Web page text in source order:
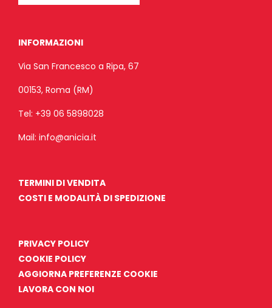
INFORMAZIONI
Via San Francesco a Ripa, 67
00153, Roma (RM)
Tel: +39 06 5898028
Mail: info@anicia.it
TERMINI DI VENDITA
COSTI E MODALITÀ DI SPEDIZIONE
PRIVACY POLICY
COOKIE POLICY
AGGIORNA PREFERENZE COOKIE
LAVORA CON NOI